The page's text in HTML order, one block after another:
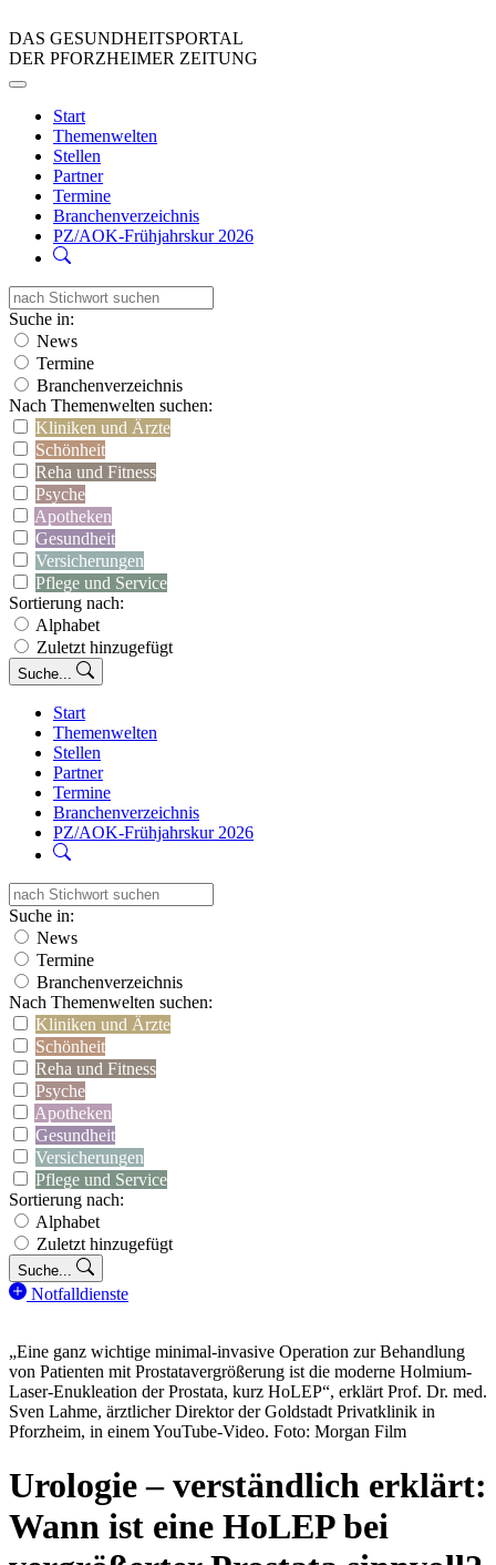
DAS GESUNDHEITSPORTAL
DER PFORZHEIMER ZEITUNG
Start
Themenwelten
Stellen
Partner
Termine
Branchenverzeichnis
PZ/AOK-Frühjahrskur 2026
Suche in:
News
Termine
Branchenverzeichnis
Nach Themenwelten suchen:
Kliniken und Ärzte
Schönheit
Reha und Fitness
Psyche
Apotheken
Gesundheit
Versicherungen
Pflege und Service
Sortierung nach:
Alphabet
Zuletzt hinzugefügt
Suche...
Start
Themenwelten
Stellen
Partner
Termine
Branchenverzeichnis
PZ/AOK-Frühjahrskur 2026
Suche in:
News
Termine
Branchenverzeichnis
Nach Themenwelten suchen:
Kliniken und Ärzte
Schönheit
Reha und Fitness
Psyche
Apotheken
Gesundheit
Versicherungen
Pflege und Service
Sortierung nach:
Alphabet
Zuletzt hinzugefügt
Suche...
Notfalldienste
„Eine ganz wichtige minimal-invasive Operation zur Behandlung
von Patienten mit Prostatavergrößerung ist die moderne Holmium-
Laser-Enukleation der Prostata, kurz HoLEP“, erklärt Prof. Dr. med.
Sven Lahme, ärztlicher Direktor der Goldstadt Privatklinik in
Pforzheim, in einem YouTube-Video. Foto: Morgan Film
Urologie – verständlich erklärt:
Wann ist eine HoLEP bei